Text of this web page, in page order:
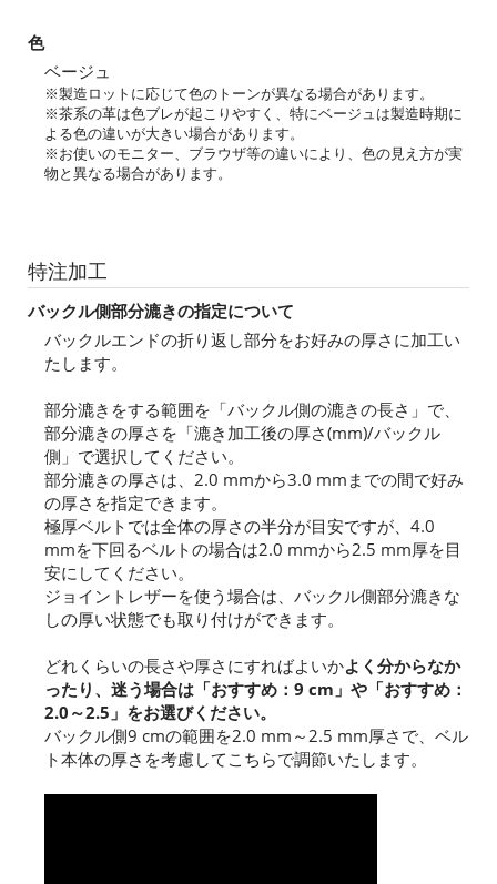
色
ベージュ
※製造ロットに応じて色のトーンが異なる場合があります。
※茶系の革は色ブレが起こりやすく、特にベージュは製造時期に
よる色の違いが大きい場合があります。
※お使いのモニター、ブラウザ等の違いにより、色の見え方が実
物と異なる場合があります。
特注加工
バックル側部分漉きの指定について
バックルエンドの折り返し部分をお好みの厚さに加工い
たします。
部分漉きをする範囲を「バックル側の漉きの長さ」で、
部分漉きの厚さを「漉き加工後の厚さ(mm)/バックル
側」で選択してください。
部分漉きの厚さは、2.0 mmから3.0 mmまでの間で好み
の厚さを指定できます。
極厚ベルトでは全体の厚さの半分が目安ですが、4.0
mmを下回るベルトの場合は2.0 mmから2.5 mm厚を目
安にしてください。
ジョイントレザーを使う場合は、バックル側部分漉きな
しの厚い状態でも取り付けができます。
どれくらいの長さや厚さにすればよいかよく分からなか
ったり、迷う場合は「おすすめ：9 cm」や「おすすめ：
2.0～2.5」をお選びください。
バックル側9 cmの範囲を2.0 mm～2.5 mm厚さで、ベル
ト本体の厚さを考慮してこちらで調節いたします。